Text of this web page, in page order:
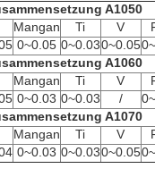
A1050
Mangan Ti V
0~0.05 0~0.030~0.05
A1060
Mangan Ti V
0~0.03 0~0.03 /
A1070
Mangan Ti V
0~0.03 0~0.030~0.05